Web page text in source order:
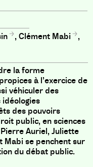
,Clément Mabi
,
la forme
à l’exercice de
véhiculer des
des pouvoirs
public, en sciences
Auriel, Juliette
Mabi se penchent sur
du débat public.